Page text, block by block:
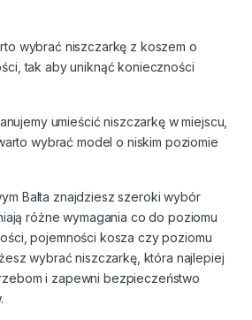
wybrać niszczarkę z koszem o
tak aby uniknąć konieczności
umieścić niszczarkę w miejscu,
wybrać model o niskim poziomie
Balta znajdziesz szeroki wybór
różne wymagania co do poziomu
pojemności kosza czy poziomu
wybrać niszczarkę, która najlepiej
i zapewni bezpieczeństwo